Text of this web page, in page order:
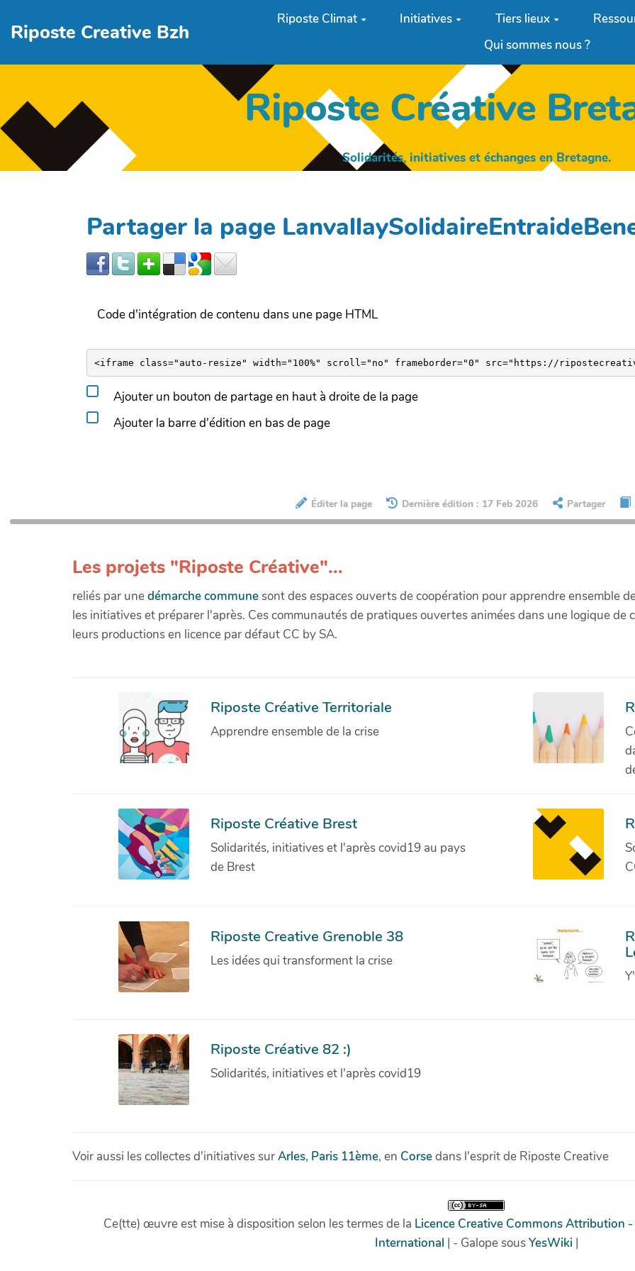
Riposte Creative Bzh
Riposte Climat Initiatives Tiers lieux
Qui sommes nous ?
Riposte Créative
Solidarités, initiatives et échanges en Bretagne.
Partager la page
Code d'intégration de contenu dans une page HTML
Ajouter un bouton de partage en haut à droite de la page
Ajouter la barre d'édition en bas de page
Éditer la page Dernière édition : 17 Feb 2026 Partager